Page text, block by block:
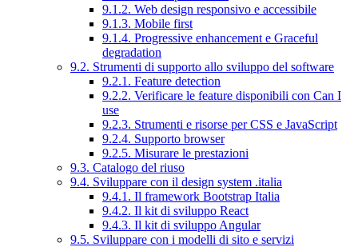
9.1.2. Web design responsivo e accessibile
9.1.3. Mobile first
9.1.4. Progressive enhancement e Graceful
degradation
9.2. Strumenti di supporto allo sviluppo del software
9.2.1. Feature detection
9.2.2. Verificare le feature disponibili con Can I
use
9.2.3. Strumenti e risorse per CSS e JavaScript
9.2.4. Supporto browser
9.2.5. Misurare le prestazioni
9.3. Catalogo del riuso
9.4. Sviluppare con il design system .italia
9.4.1. Il framework Bootstrap Italia
9.4.2. Il kit di sviluppo React
9.4.3. Il kit di sviluppo Angular
9.5. Sviluppare con i modelli di sito e servizi